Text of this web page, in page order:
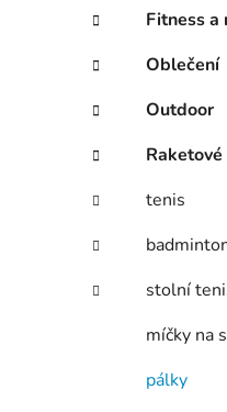
n
í
p
a
e
l
e
Fitness a
Oblečení
Outdoor
tenis
stolní
míčky na
pálky